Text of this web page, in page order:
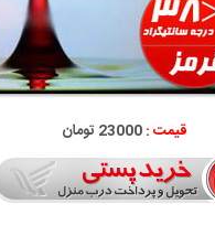
قیمت :23000 تومان